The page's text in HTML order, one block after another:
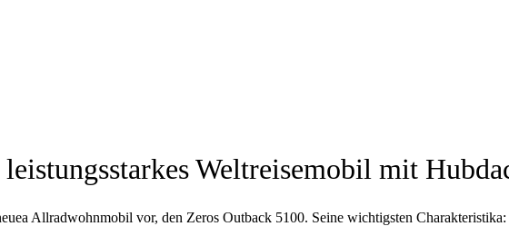
Weltreisemobil mit
Allradwohnmobil vor, den Zeros Outback 5100. Seine wichtigsten